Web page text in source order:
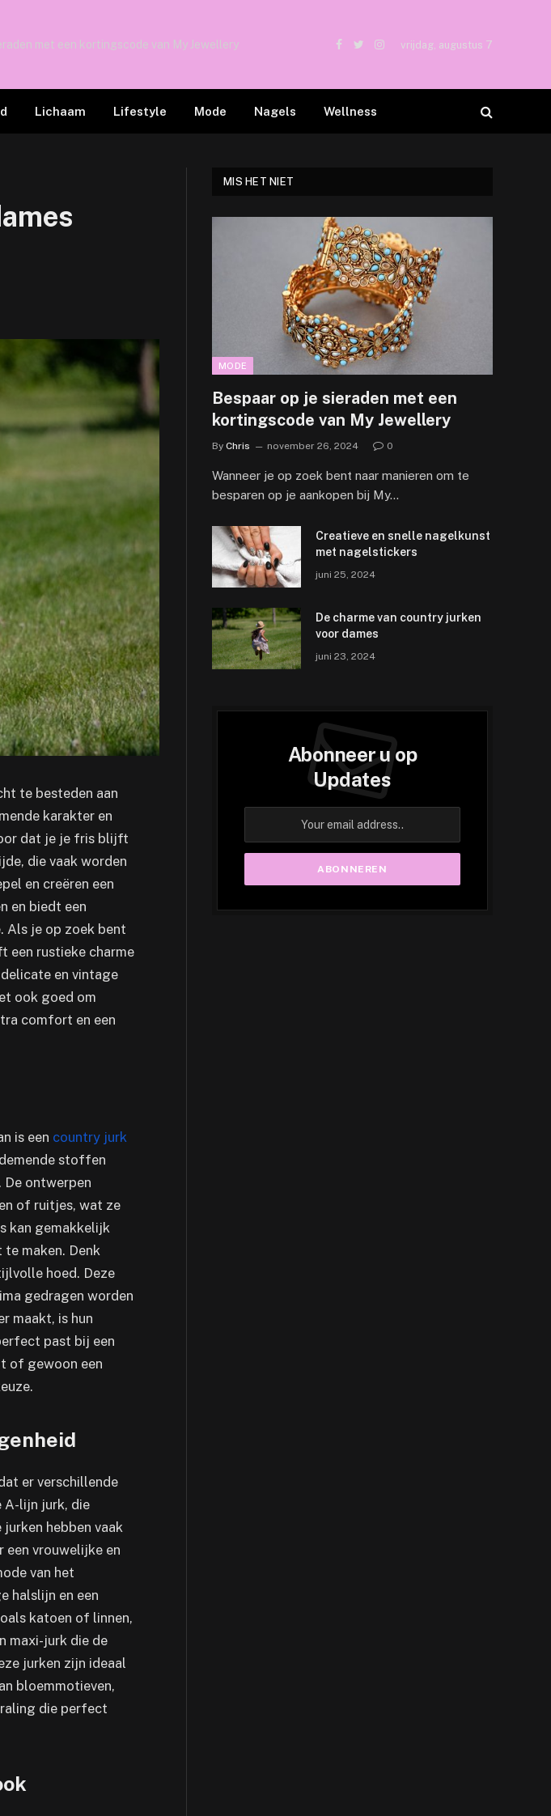
met een kortingscode van My Jewellery
Facebook
TwitterInstagram
vrijdag, augustus 7
Lichaam Lifestyle Mode Nagels Wellness
te besteden aan
karakter en
dat je je fris blijft
die vaak worden
en creëren een
en biedt een
Als je op zoek bent
een rustieke charme
en vintage
ook goed om
comfort en een
is een country jurk
stoffen
ontwerpen
of ruitjes, wat ze
kan gemakkelijk
maken. Denk
hoed. Deze
gedragen worden
maakt, is hun
past bij een
of gewoon een
er verschillende
A-lijn jurk, die
hebben vaak
vrouwelijke en
van het
halslijn en een
katoen of linnen,
maxi-jurk die de
jurken zijn ideaal
bloemmotieven,
die perfect
MIS HET NIET
MODE
Bespaar op je sieraden met een
kortingscode van My Jewellery
By Chris november 26, 2024 0
Wanneer je op zoek bent naar manieren om te
besparen op je aankopen bij My…
Creatieve en snelle nagelkunst
met nagelstickers
juni 25, 2024
De charme van country jurken
voor dames
juni 23, 2024
Abonneer u op
Updates